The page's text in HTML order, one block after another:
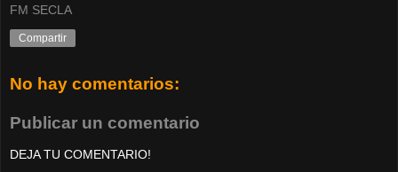
FM SECLA
Compartir
No hay comentarios:
Publicar un comentario
DEJA TU COMENTARIO!